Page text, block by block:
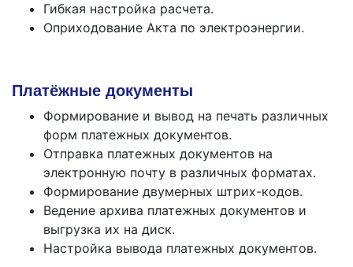
Гибкая настройка расчета.
Оприходование Акта по электроэнергии.
Платёжные документы
Формирование и вывод на печать различных
форм платежных документов.
Отправка платежных документов на
электронную почту в различных форматах.
Формирование двумерных штрих-кодов.
Ведение архива платежных документов и
выгрузка их на диск.
Настройка вывода платежных документов.